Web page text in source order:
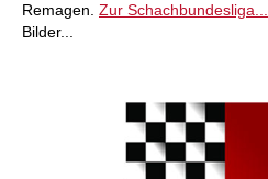
Remagen. Zur Schachbundesliga...
Bilder...